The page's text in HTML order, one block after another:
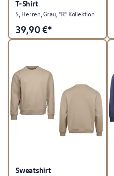
T-Shirt
S, Herren, Grau, "R" Kollektion
39,90€*
Sweatshirt